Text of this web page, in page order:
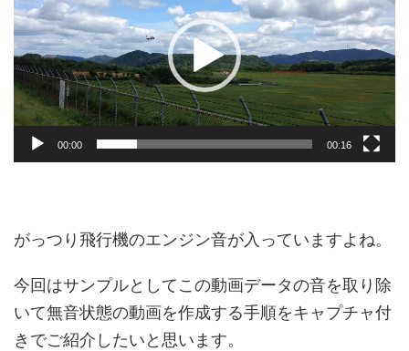
レ
ー
ヤ
ー
00:00 00:16
がっつり飛行機のエンジン音が入っていますよね。
今回はサンプルとしてこの動画データの音を取り除
いて無音状態の動画を作成する手順をキャプチャ付
きでご紹介したいと思います。